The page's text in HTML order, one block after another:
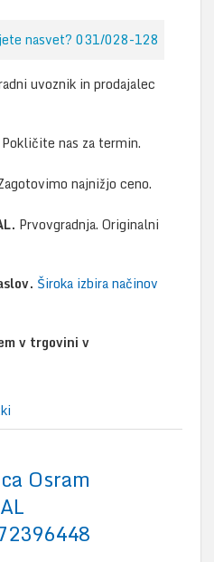
nasvet? 031/028-128
uvoznik in prodajalec
Pokličite nas za termin.
najnižjo ceno.
Prvovgradnja. Originalni
Široka izbira načinov
v trgovini v
Osram